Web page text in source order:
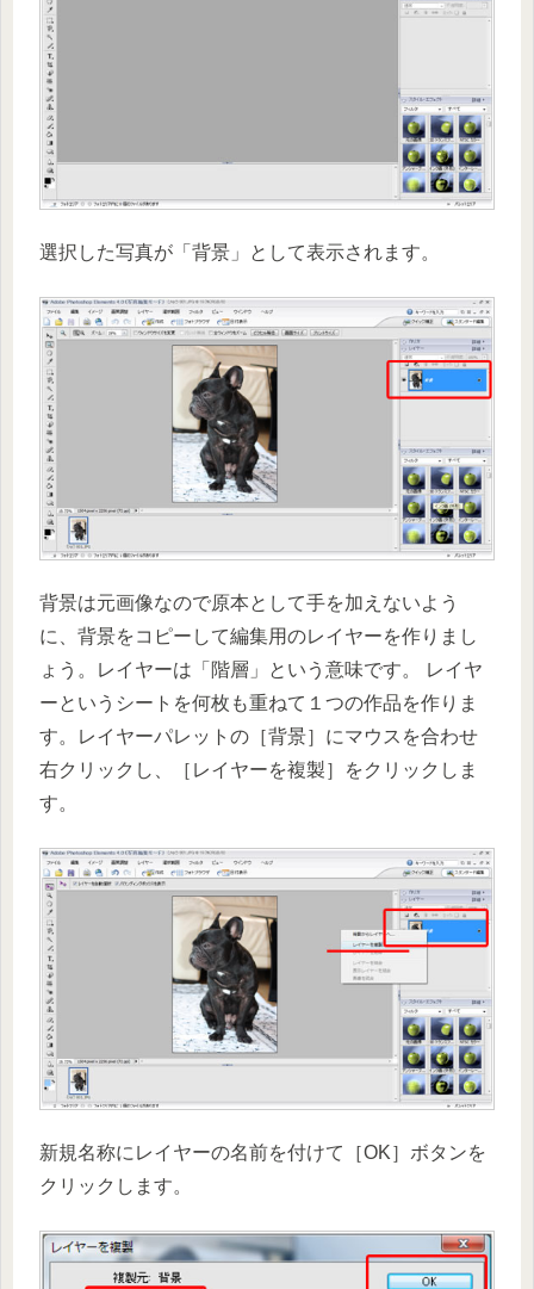
選択した写真が「背景」として表示されます。
背景は元画像なので原本として手を加えないよう
に、背景をコピーして編集用のレイヤーを作りまし
ょう。レイヤーは「階層」という意味です。 レイヤ
ーというシートを何枚も重ねて１つの作品を作りま
す。レイヤーパレットの［背景］にマウスを合わせ
右クリックし、［レイヤーを複製］をクリックしま
す。
新規名称にレイヤーの名前を付けて［OK］ボタンを
クリックします。